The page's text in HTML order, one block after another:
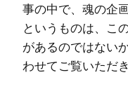
事の中で、魂の企
というものは、こ
があるのではない
わせてご覧いただ